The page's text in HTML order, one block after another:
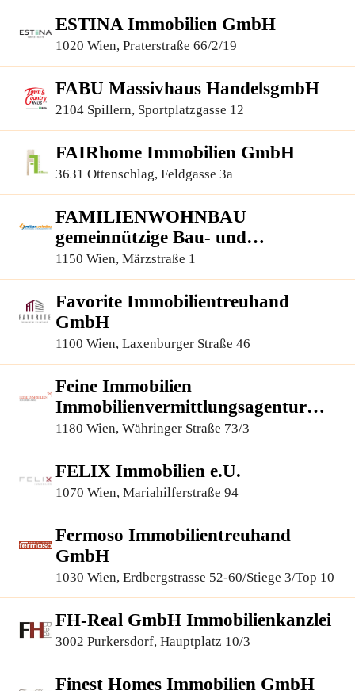
ESTINA Immobilien GmbH
1020 Wien, Praterstraße 66/2/19
FABU Massivhaus HandelsgmbH
2104 Spillern, Sportplatzgasse 12
FAIRhome Immobilien GmbH
3631 Ottenschlag, Feldgasse 3a
FAMILIENWOHNBAU
gemeinnützige Bau- und
Siedlungsges.m.b.H.
1150 Wien, Märzstraße 1
Favorite Immobilientreuhand
GmbH
1100 Wien, Laxenburger Straße 46
Feine Immobilien
Immobilienvermittlungsagentur
GmbH
1180 Wien, Währinger Straße 73/3
FELIX Immobilien e.U.
1070 Wien, Mariahilferstraße 94
Fermoso Immobilientreuhand
GmbH
1030 Wien, Erdbergstrasse 52-60/Stiege 3/Top 10
FH-Real GmbH Immobilienkanzlei
3002 Purkersdorf, Hauptplatz 10/3
Finest Homes Immobilien GmbH